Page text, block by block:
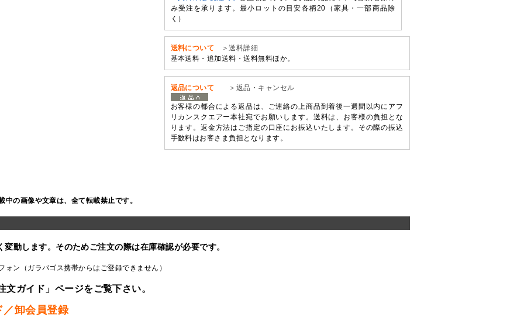
み受注を承ります。最小ロットの目安各柄20（家具・一部商品除
く）
送料について
＞送料詳細
基本送料・追加送料・送料無料ほか。
返品について ＞返品・キャンセル
お客様の都合による返品は、ご連絡の上商品到着後一週間以内にアフ
リカンスクエアー本社宛でお願いします。送料は、お客様の負担とな
ります。返金方法はご指定の口座にお振込いたします。その際の振込
手数料はお客さま負担となります。
中の画像や文章は、全て転載禁止です。
動します。そのためご注文の際は在庫確認が必要です。
ン（ガラパゴス携帯からはご登録できません）
ガイド」ページをご覧下さい。
／卸会員登録